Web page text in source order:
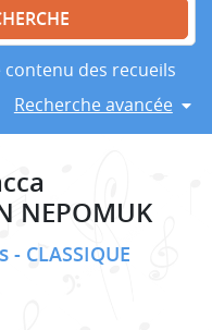
contenu des recueils
Recherche avancée
NEPOMUK
CLASSIQUE